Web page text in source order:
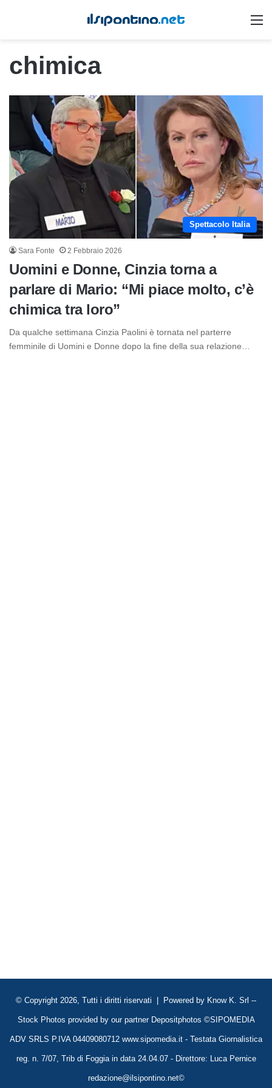
chimica
Spettacolo Italia
Sara Fonte 2 Febbraio 2026
Uomini e Donne, Cinzia torna a
parlare di Mario: “Mi piace molto, c’è
chimica tra loro”
Da qualche settimana Cinzia Paolini è tornata nel parterre
femminile di Uomini e Donne dopo la fine della sua relazione…
© Copyright 2026, Tutti i diritti riservati | Powered by Know K. Srl --
Stock Photos provided by our partner Depositphotos ©SIPOMEDIA
ADV SRLS P.IVA 04409080712 www.sipomedia.it - Testata Giornalistica
reg. n. 7/07, Trib di Foggia in data 24.04.07 - Direttore: Luca Pernice
redazione@ilsipontino.net©